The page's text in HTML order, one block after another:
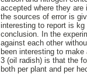
accepted where they
the sources of error is
interesting to report is
conclusion. In the
against each other
been interesting to
3 (oil radish) is that the
both per plant and per